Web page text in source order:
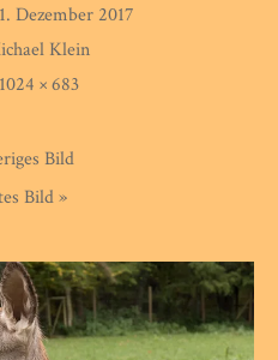
1. Dezember 2017
Klein
1024 × 683
Bild
Bild »